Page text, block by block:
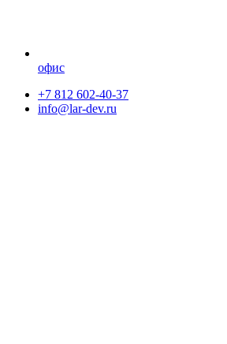
офис
+7 812 602-40-37
info@lar-dev.ru